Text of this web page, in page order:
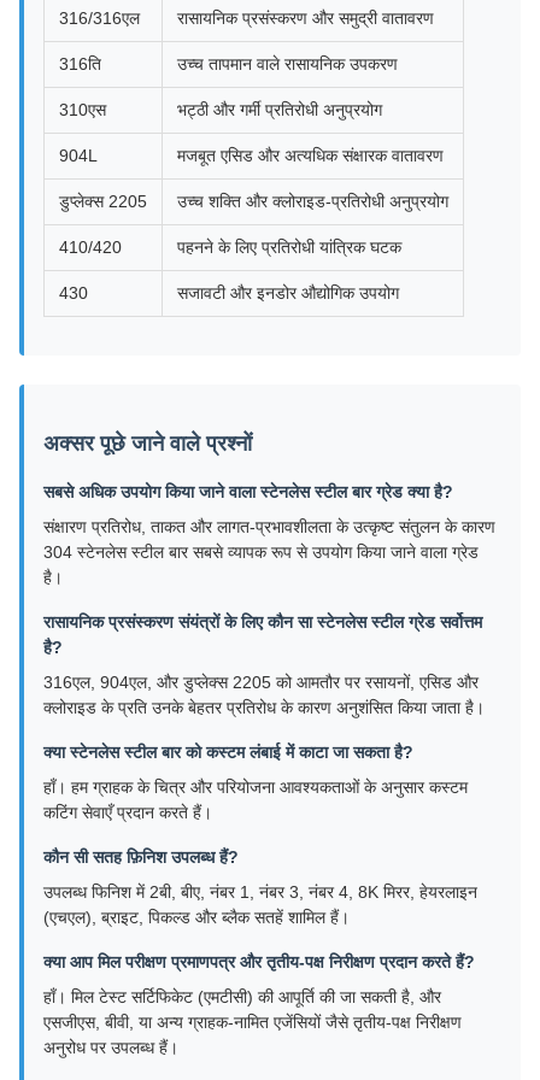
316/316एल रासायनिक प्रसंस्करण और समुद्री वातावरण
316ति उच्च तापमान वाले रासायनिक उपकरण
310एस भट्ठी और गर्मी प्रतिरोधी अनुप्रयोग
904L मजबूत एसिड और अत्यधिक संक्षारक वातावरण
डुप्लेक्स 2205 उच्च शक्ति और क्लोराइड-प्रतिरोधी अनुप्रयोग
410/420 पहनने के लिए प्रतिरोधी यांत्रिक घटक
430 सजावटी और इनडोर औद्योगिक उपयोग
अक्सर पूछे जाने वाले प्रश्नों
सबसे अधिक उपयोग किया जाने वाला स्टेनलेस स्टील बार ग्रेड क्या है?
संक्षारण प्रतिरोध, ताकत और लागत-प्रभावशीलता के उत्कृष्ट संतुलन के कारण
304 स्टेनलेस स्टील बार सबसे व्यापक रूप से उपयोग किया जाने वाला ग्रेड
है।
रासायनिक प्रसंस्करण संयंत्रों के लिए कौन सा स्टेनलेस स्टील ग्रेड सर्वोत्तम
है?
316एल, 904एल, और डुप्लेक्स 2205 को आमतौर पर रसायनों, एसिड और
क्लोराइड के प्रति उनके बेहतर प्रतिरोध के कारण अनुशंसित किया जाता है।
क्या स्टेनलेस स्टील बार को कस्टम लंबाई में काटा जा सकता है?
हाँ। हम ग्राहक के चित्र और परियोजना आवश्यकताओं के अनुसार कस्टम
कटिंग सेवाएँ प्रदान करते हैं।
कौन सी सतह फ़िनिश उपलब्ध हैं?
उपलब्ध फिनिश में 2बी, बीए, नंबर 1, नंबर 3, नंबर 4, 8K मिरर, हेयरलाइन
(एचएल), ब्राइट, पिकल्ड और ब्लैक सतहें शामिल हैं।
क्या आप मिल परीक्षण प्रमाणपत्र और तृतीय-पक्ष निरीक्षण प्रदान करते हैं?
हाँ। मिल टेस्ट सर्टिफिकेट (एमटीसी) की आपूर्ति की जा सकती है, और
एसजीएस, बीवी, या अन्य ग्राहक-नामित एजेंसियों जैसे तृतीय-पक्ष निरीक्षण
अनुरोध पर उपलब्ध हैं।